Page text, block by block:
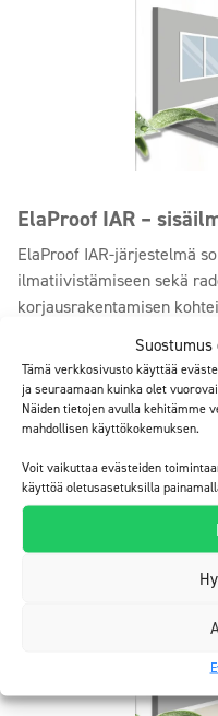
Suostumus
Tämä verkkosivusto käyttää
ja seuraamaan kuinka olet
Näiden tietojen avulla kehitämme
mahdollisen käyttökokemuksen.
Voit vaikuttaa evästeiden
käyttöä oletusasetuksilla
ElaProof IAR –
ElaProof IAR-järjestelmä
ilmatiivistämiseen sekä
korjausrakentamisen
ElaProof IAR
Käyttö- ja
Tuotteet